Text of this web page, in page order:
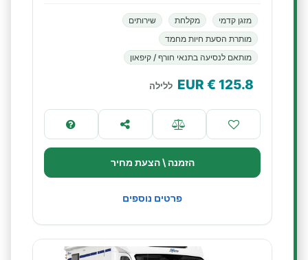
מזגן קדמי מקלחת
שירותים
מותרת הסעת חיות מחמד
מותאם לנסיעה בתנאי חורף / קיפאון
125.8
€ EUR ללילה
הזמנה \ הצעת מחיר
פרטים נוספים